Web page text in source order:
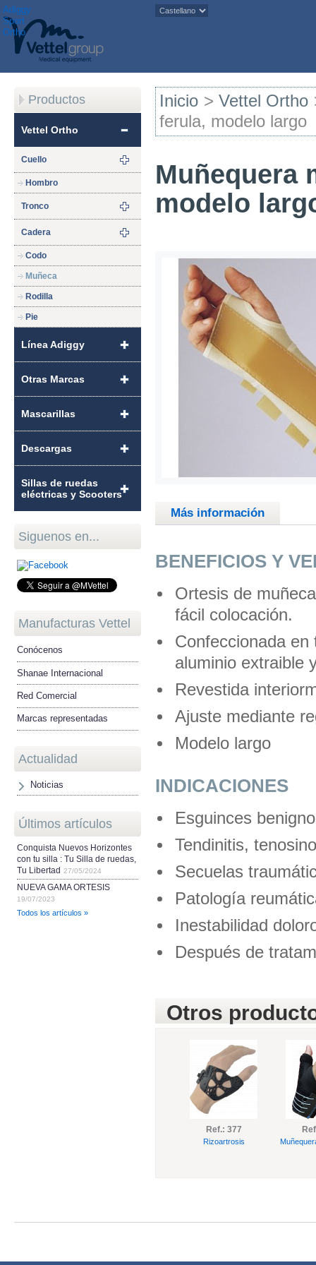
Adiggy
Sport
Ortho
Productos
Vettel Ortho
Cuello
Hombro
Tronco
Cadera
Codo
Muñeca
Rodilla
Pie
Línea Adiggy
Otras Marcas
Mascarillas
Descargas
Sillas de ruedas
eléctricas y Scooters
Siguenos en...
Manufacturas Vettel
Conócenos
Shanae Internacional
Red Comercial
Marcas representadas
Actualidad
Noticias
Últimos artículos
Conquista Nuevos Horizontes
con tu silla : Tu Silla de ruedas,
Tu Libertad
27/05/2024
NUEVA GAMA ORTESIS
19/07/2023
Todos los artículos »
Inicio > Vettel Ortho
ferula, modelo largo
Muñequera
modelo
Más información
BENEFICIOS Y
Ortesis de
fácil colocación.
Confeccionada
aluminio extraible
Revestida
Ajuste mediante
Modelo largo
INDICACIONES
Esguinces
Tendinitis,
Secuelas
Patología
Inestabilidad
Después de
Otros
Ref.: 377
Rizoartrosis